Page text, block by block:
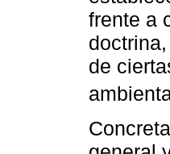
frente a
de